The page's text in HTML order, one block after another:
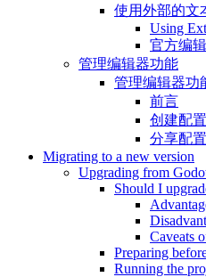
使用外部的文
Using
官方编
管理编辑器功能
管理编辑器功
前言
创建配置
分享配置
Migrating to a new version
Upgrading from
Should I
Caveats
Preparing
Running the